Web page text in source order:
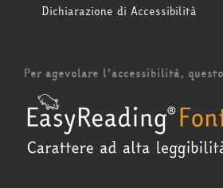
Dichiarazione di Accessibilità
Per agevolare l'accessibilità,